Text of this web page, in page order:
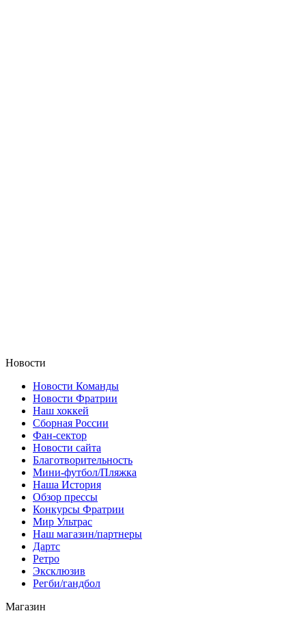
Новости
Новости Команды
Новости Фратрии
Наш хоккей
Сборная России
Фан-cектор
Новости сайта
Благотворительность
Мини-футбол/Пляжка
Наша История
Обзор прессы
Конкурсы Фратрии
Мир Ультрас
Наш магазин/партнеры
Дартс
Ретро
Эксклюзив
Регби/гандбол
Магазин